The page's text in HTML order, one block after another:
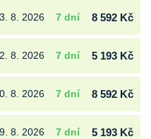
8. 2026 7 dní 8 592 Kč
8. 2026 7 dní 5 193 Kč
8. 2026 7 dní 8 592 Kč
8. 2026 7 dní 5 193 Kč